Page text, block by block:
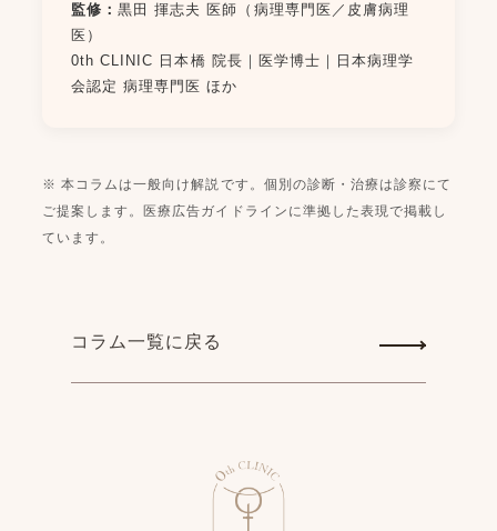
監修：黒田 揮志夫 医師（病理専門医／皮膚病理
医）
0th CLINIC 日本橋 院長｜医学博士｜日本病理学
会認定 病理専門医 ほか
※ 本コラムは一般向け解説です。個別の診断・治療は診察にて
ご提案します。医療広告ガイドラインに準拠した表現で掲載し
ています。
コラム一覧に戻る